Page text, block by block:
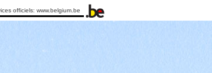
officiels: www.belgium.be